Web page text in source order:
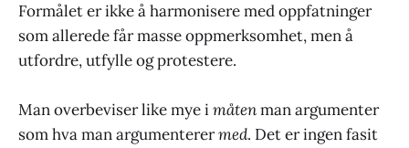
Formålet er ikke å harmonisere med oppfatninger
som allerede får masse oppmerksomhet, men å
utfordre, utfylle og protestere.
Man overbeviser like mye imåtenman argumenter
som hva man argumenterermed. Det er ingen fasit